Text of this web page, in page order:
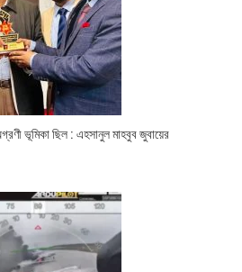
ভূমিকা ছিল : এহসানুল মাহবুব জুবায়ের